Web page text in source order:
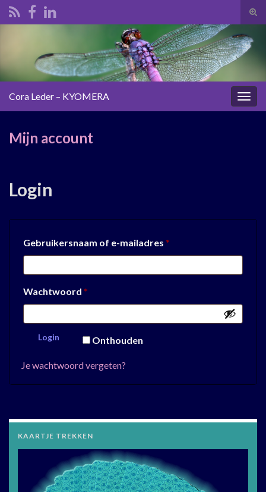
Cora Leder – KYOMERA
Mijn account
Login
Gebruikersnaam of e-mailadres *
Wachtwoord *
Onthouden
Login
Je wachtwoord vergeten?
KAARTJE TREKKEN